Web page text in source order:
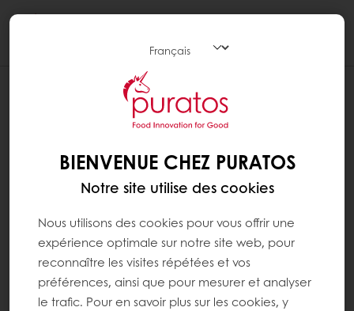
BIENVENUE CHEZ PURATOS
Notre site utilise des cookies
Nous utilisons des cookies pour vous offrir une
expérience optimale sur notre site web, pour
reconnaître les visites répétées et vos
préférences, ainsi que pour mesurer et analyser
le trafic. Pour en savoir plus sur les cookies, y